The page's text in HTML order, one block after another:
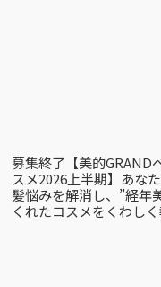
募集終了【美的GRAND
スメ2026上半期】あな
髪悩みを解消し、”経年
くれたコスメをくわしく